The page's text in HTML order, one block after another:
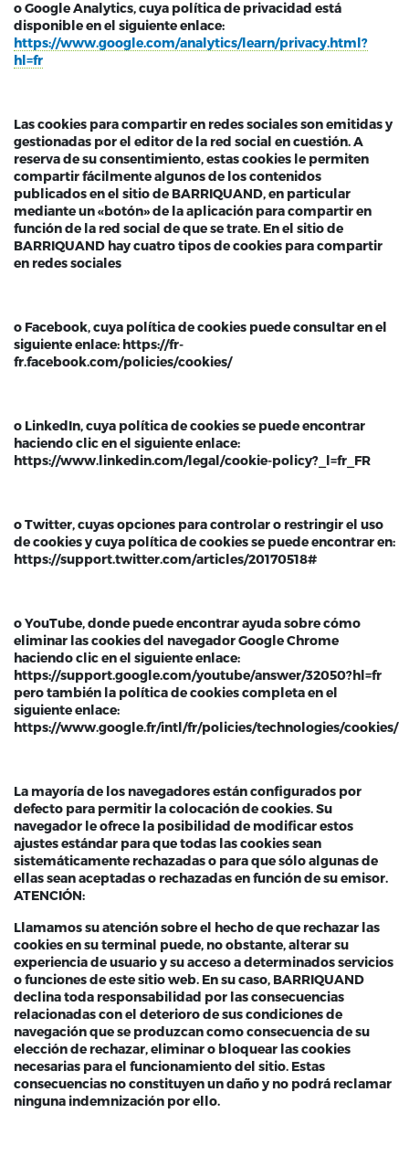
o Google Analytics, cuya política de privacidad está
disponible en el siguiente enlace:
https://www.google.com/analytics/learn/privacy.html?
hl=fr
Las cookies para compartir en redes sociales son emitidas y
gestionadas por el editor de la red social en cuestión. A
reserva de su consentimiento, estas cookies le permiten
compartir fácilmente algunos de los contenidos
publicados en el sitio de BARRIQUAND, en particular
mediante un «botón» de la aplicación para compartir en
función de la red social de que se trate. En el sitio de
BARRIQUAND hay cuatro tipos de cookies para compartir
en redes sociales
o Facebook, cuya política de cookies puede consultar en el
siguiente enlace: https://fr-
fr.facebook.com/policies/cookies/
o LinkedIn, cuya política de cookies se puede encontrar
haciendo clic en el siguiente enlace:
https://www.linkedin.com/legal/cookie-policy?_l=fr_FR
o Twitter, cuyas opciones para controlar o restringir el uso
de cookies y cuya política de cookies se puede encontrar en:
https://support.twitter.com/articles/20170518#
o YouTube, donde puede encontrar ayuda sobre cómo
eliminar las cookies del navegador Google Chrome
haciendo clic en el siguiente enlace:
https://support.google.com/youtube/answer/32050?hl=fr
pero también la política de cookies completa en el
siguiente enlace:
https://www.google.fr/intl/fr/policies/technologies/cookies/
La mayoría de los navegadores están configurados por
defecto para permitir la colocación de cookies. Su
navegador le ofrece la posibilidad de modificar estos
ajustes estándar para que todas las cookies sean
sistemáticamente rechazadas o para que sólo algunas de
ellas sean aceptadas o rechazadas en función de su emisor.
ATENCIÓN:
Llamamos su atención sobre el hecho de que rechazar las
cookies en su terminal puede, no obstante, alterar su
experiencia de usuario y su acceso a determinados servicios
o funciones de este sitio web. En su caso, BARRIQUAND
declina toda responsabilidad por las consecuencias
relacionadas con el deterioro de sus condiciones de
navegación que se produzcan como consecuencia de su
elección de rechazar, eliminar o bloquear las cookies
necesarias para el funcionamiento del sitio. Estas
consecuencias no constituyen un daño y no podrá reclamar
ninguna indemnización por ello.